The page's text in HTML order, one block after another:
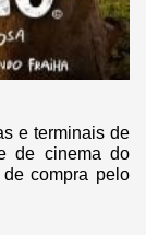
e terminais de
de cinema do
compra pelo